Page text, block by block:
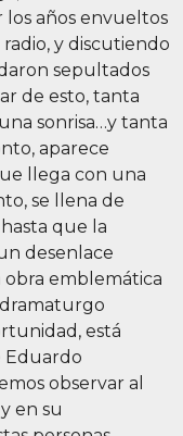
los años envueltos
y discutiendo
sepultados
de esto, tanta
sonrisa…y tanta
aparece
llega con una
se llena de
que la
desenlace
obra emblemática
está
Eduardo
observar al
en su